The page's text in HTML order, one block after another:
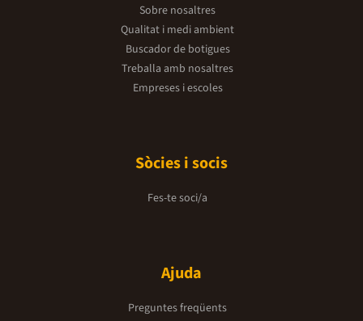
Sobre nosaltres
Qualitat i medi ambient
Buscador de botigues
Treballa amb nosaltres
Empreses i escoles
Sòcies i socis
Fes-te soci/a
Ajuda
Preguntes freqüents